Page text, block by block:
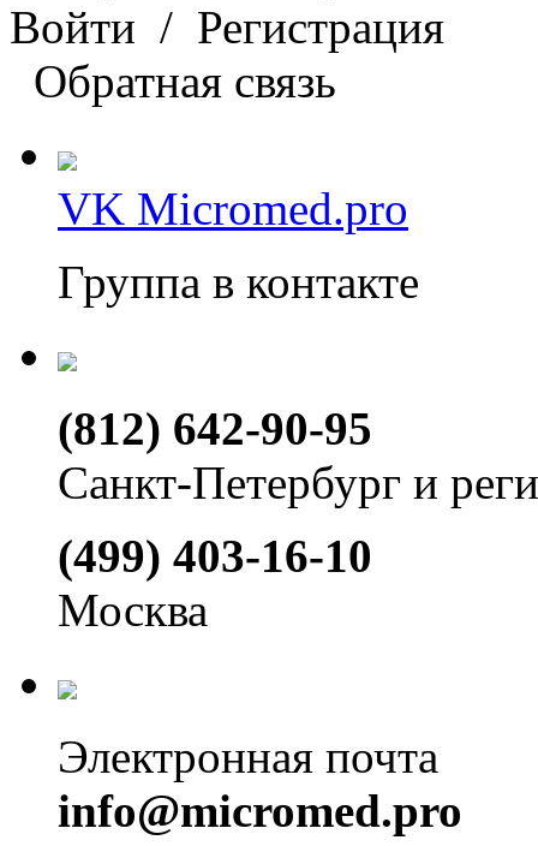
Войти / Регистрация
Обратная связь
VK Micromed.pro
Группа в контакте
(812) 642-90-95
Санкт-Петербург и
(499) 403-16-10
Москва
Электронная почта
info@micromed.pro